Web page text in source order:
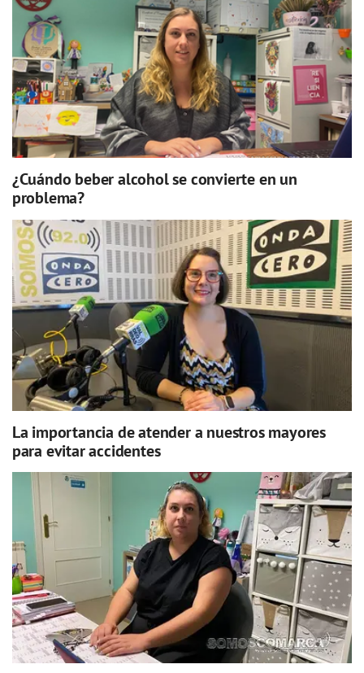
¿Cuándo beber alcohol se convierte en un
problema?
La importancia de atender a nuestros mayores
para evitar accidentes